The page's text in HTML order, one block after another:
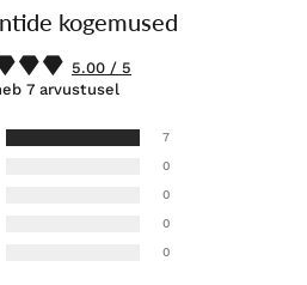
kogemused
5.00 / 5
7 arvustusel
7
0
0
0
0